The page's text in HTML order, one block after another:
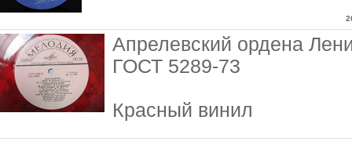
Апрелевский ордена
ГОСТ 5289-73
Красный винил